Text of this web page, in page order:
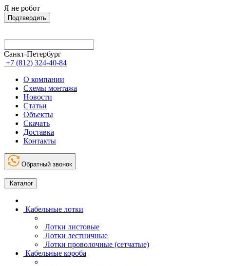
Я не робот
Подтвердить
Санкт-Петербург
+7 (812) 324-40-84
О компании
Схемы монтажа
Новости
Статьи
Объекты
Скачать
Доставка
Контакты
Обратный звонок
Каталог
Кабельные лотки
Лотки листовые
Лотки лестничные
Лотки проволочные (сетчатые)
Кабельные короба